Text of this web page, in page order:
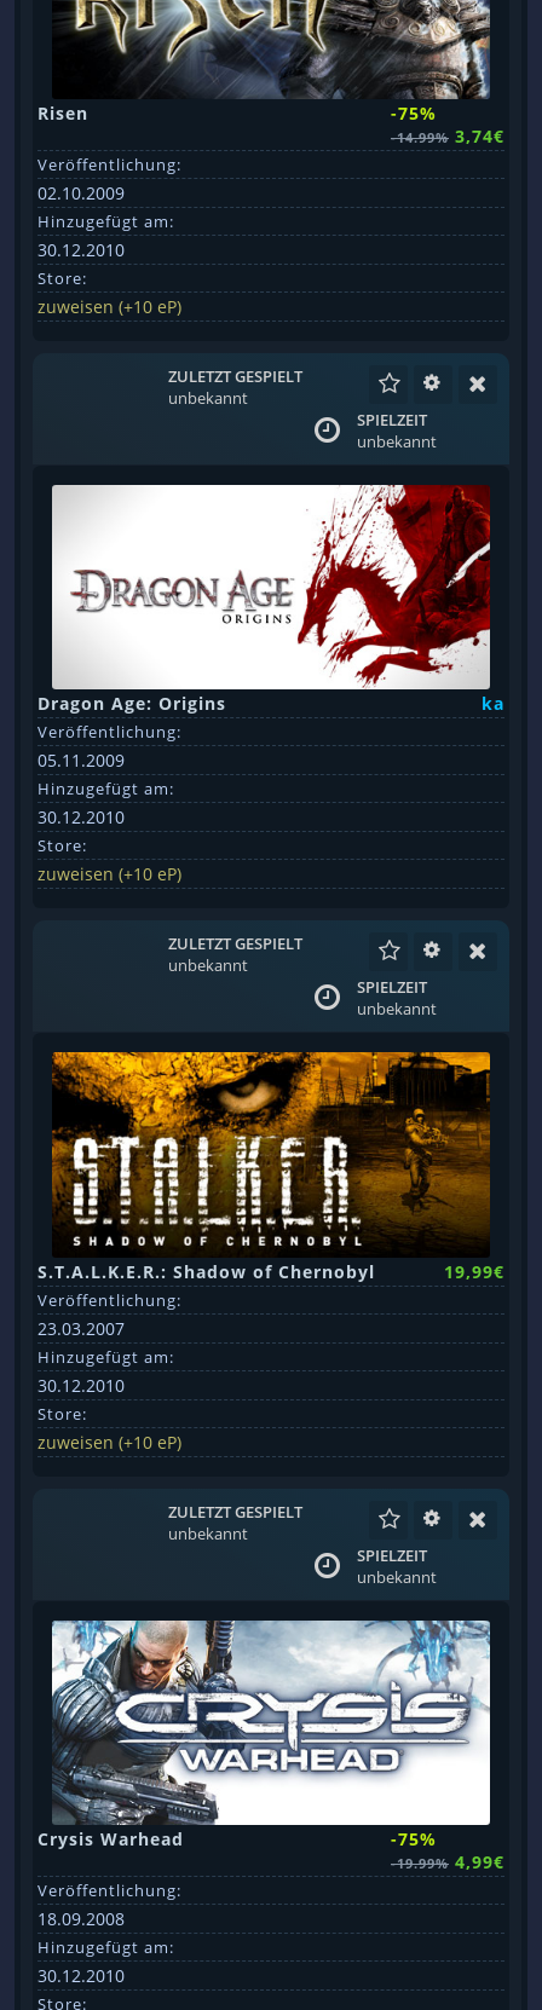
Risen -75%
-14.99% 3,74€
Veröffentlichung:
02.10.2009
Hinzugefügt am:
30.12.2010
Store:
zuweisen (+10 eP)
ZULETZT GESPIELT
unbekannt
SPIELZEIT
unbekannt
Dragon Age: Origins ka
Veröffentlichung:
05.11.2009
Hinzugefügt am:
30.12.2010
Store:
zuweisen (+10 eP)
ZULETZT GESPIELT
unbekannt
SPIELZEIT
unbekannt
S.T.A.L.K.E.R.: Shadow of Chernobyl 19,99€
Veröffentlichung:
23.03.2007
Hinzugefügt am:
30.12.2010
Store:
zuweisen (+10 eP)
ZULETZT GESPIELT
unbekannt
SPIELZEIT
unbekannt
Crysis Warhead -75%
-19.99% 4,99€
Veröffentlichung:
18.09.2008
Hinzugefügt am:
30.12.2010
Store: